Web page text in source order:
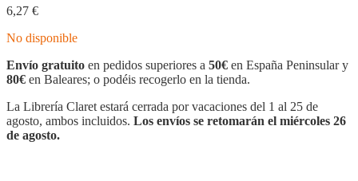
6,27 €
No disponible
Envío gratuito en pedidos superiores a 50€ en España Peninsular y
80€ en Baleares; o podéis recogerlo en la tienda.
La Librería Claret estará cerrada por vacaciones del 1 al 25 de
agosto, ambos incluidos. Los envíos se retomarán el miércoles 26
de agosto.